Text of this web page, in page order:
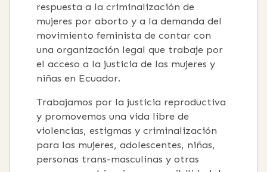
respuesta a la criminalización de
mujeres por aborto y a la demanda del
movimiento feminista de contar con
una organización legal que trabaje por
el acceso a la justicia de las mujeres y
niñas en Ecuador.
Trabajamos por la justicia reproductiva
y promovemos una vida libre de
violencias, estigmas y criminalización
para las mujeres, adolescentes, niñas,
personas trans-masculinas y otras